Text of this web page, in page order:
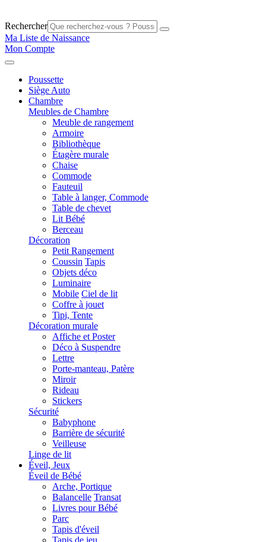
Rechercher
Ma Liste de Naissance
Mon Compte
Poussette
Siège Auto
Chambre
Meubles de Chambre
Meuble de rangement
Armoire
Bibliothèque
Étagère murale
Chaise
Commode
Fauteuil
Table à langer, Commode
Table de chevet
Lit Bébé
Berceau
Décoration
Petit Rangement
Coussin Tapis
Objets déco
Luminaire
Mobile Ciel de lit
Coffre à jouet
Tipi, Tente
Décoration murale
Affiche et Poster
Déco à Suspendre
Lettre
Porte-manteau, Patère
Miroir
Rideau
Stickers
Sécurité
Babyphone
Barrière de sécurité
Veilleuse
Linge de lit
Éveil, Jeux
Éveil de Bébé
Arche, Portique
Balancelle Transat
Livres pour Bébé
Parc
Tapis d'éveil
Tapis de jeu